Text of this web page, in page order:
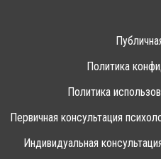
Политика
Политика
Первичная консультация
Индивидуальная